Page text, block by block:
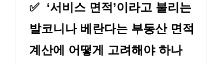
✅ ‘서비스 면적’이라고 불리는
발코니나 베란다는 부동산 면적
계산에 어떻게 고려해야 하나